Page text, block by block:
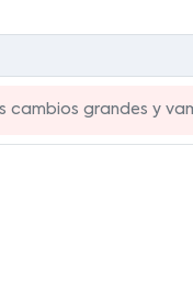
cambios grandes y